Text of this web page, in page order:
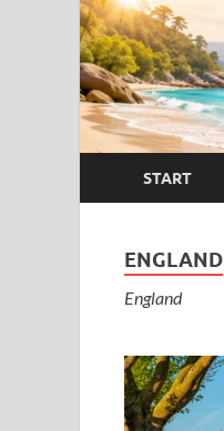
START
ENGLAND
England